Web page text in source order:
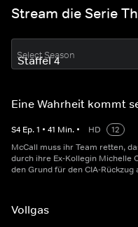
Stream die Serie
Select Season
Eine Wahrheit kommt
S4 Ep.1 • 41 Min. • HD
12
McCall muss ihr Team retten,
durch ihre Ex-Kollegin Michelle
den Grund für den CIA-Rückzug
Vollgas